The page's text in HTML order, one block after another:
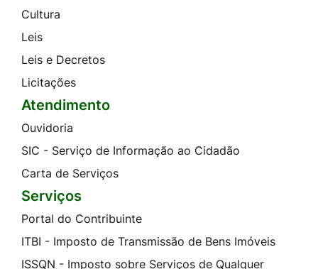
Cultura
Leis
Leis e Decretos
Licitações
Atendimento
Ouvidoria
SIC - Serviço de Informação ao Cidadão
Carta de Serviços
Serviços
Portal do Contribuinte
ITBI - Imposto de Transmissão de Bens Imóveis
ISSQN - Imposto sobre Serviços de Qualquer